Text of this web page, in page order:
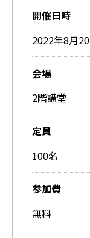
開催日時
2022年8月
会場
2階講堂
定員
100名
参加費
無料